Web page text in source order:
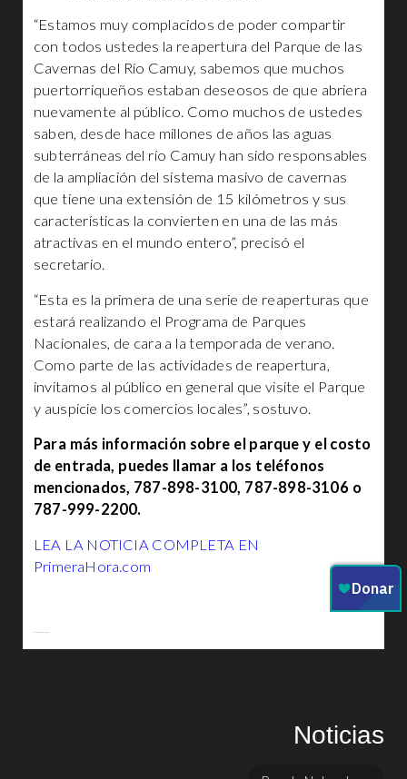
“Estamos muy complacidos de poder compartir
con todos ustedes la reapertura del Parque de las
Cavernas del Río Camuy, sabemos que muchos
puertorriqueños estaban deseosos de que abriera
nuevamente al público. Como muchos de ustedes
saben, desde hace millones de años las aguas
subterráneas del río Camuy han sido responsables
de la ampliación del sistema masivo de cavernas
que tiene una extensión de 15 kilómetros y sus
características la convierten en una de las más
atractivas en el mundo entero”, precisó el
secretario.
“Esta es la primera de una serie de reaperturas que
estará realizando el Programa de Parques
Nacionales, de cara a la temporada de verano.
Como parte de las actividades de reapertura,
invitamos al público en general que visite el Parque
y auspicie los comercios locales”, sostuvo.
Para más información sobre el parque y el costo
de entrada, puedes llamar a los teléfonos
mencionados, 787-898-3100, 787-898-3106 o
787-999-2200.
LEA LA NOTICIA COMPLETA EN
PrimeraHora.com
Noticias